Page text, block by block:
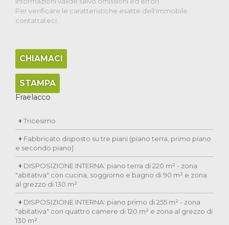
Per verificare le caratteristiche esatte dell'immobile
contattateci.
CHIAMACI
STAMPA
Fraelacco
Tricesimo
Fabbricato disposto su tre piani (piano terra, primo piano
e secondo piano)
DISPOSIZIONE INTERNA: piano terra di 220 m² - zona
"abitativa" con cucina, soggiorno e bagno di 90 m² e zona
al grezzo di 130 m²
DISPOSIZIONE INTERNA: piano primo di 255 m² - zona
"abitativa" con quattro camere di 120 m² e zona al grezzo di
130 m²